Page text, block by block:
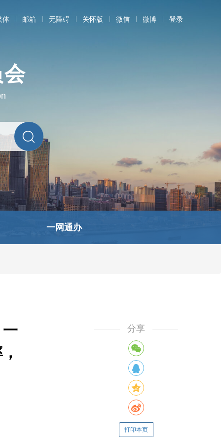
体 邮箱 无障碍 关怀版 微信 微博 登录
一网通办
分享
打印本页